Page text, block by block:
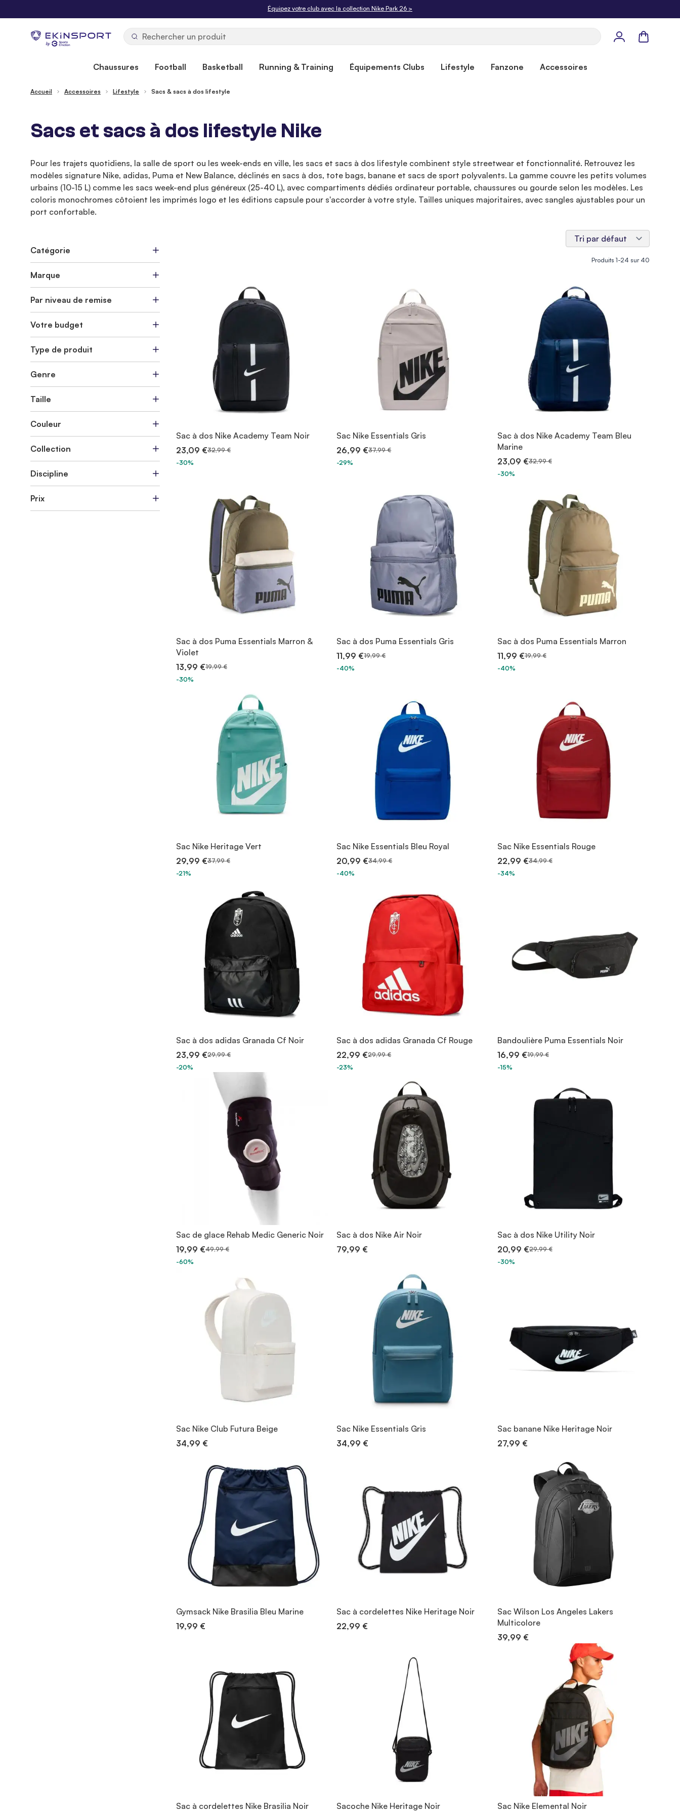
Livraison offerte dès 50€. Retours gratuits sous 30 jours.
by
Panier
Chaussures Football Basketball Running & Training Équipements Clubs Lifestyle Fanzone Accessoires
Accueil Accessoires Lifestyle Sacs & sacs à dos lifestyle
Sacs et sacs à dos lifestyle Nike
Pour les trajets quotidiens, la salle de sport ou les week-ends en ville, les sacs et sacs à dos lifestyle combinent style streetwear et fonctionnalité. Retrouvez les
modèles signature Nike, adidas, Puma et New Balance, déclinés en sacs à dos, tote bags, banane et sacs de sport polyvalents. La gamme couvre les petits volumes
urbains (10-15 L) comme les sacs week-end plus généreux (25-40 L), avec compartiments dédiés ordinateur portable, chaussures ou gourde selon les modèles. Les
coloris monochromes côtoient les imprimés logo et les éditions capsule pour s'accorder à votre style. Tailles uniques majoritaires, avec sangles ajustables pour un
port confortable.
Produits 1-24 sur 40
Sac à dos Nike Academy Team Noir
23,09 €32,99 €
-30%
Sac Nike Essentials Gris
26,99 €37,99 €
-29%
Sac à dos Nike Academy Team Bleu
Marine
23,09 €32,99 €
-30%
Sac à dos Puma Essentials Marron &
Violet
13,99 €19,99 €
-30%
Sac à dos Puma Essentials Gris
11,99 €19,99 €
-40%
Sac à dos Puma Essentials Marron
11,99 €19,99 €
-40%
Sac Nike Heritage Vert
29,99 €37,99 €
-21%
Sac Nike Essentials Bleu Royal
20,99 €34,99 €
-40%
Sac Nike Essentials Rouge
22,99 €34,99 €
-34%
Sac à dos adidas Granada Cf Noir
23,99 €29,99 €
-20%
Sac à dos adidas Granada Cf Rouge
22,99 €29,99 €
-23%
Bandoulière Puma Essentials Noir
16,99 €19,99 €
-15%
Sac de glace Rehab Medic Generic Noir
19,99 €49,99 €
-60%
Sac à dos Nike Air Noir
79,99 €
Sac à dos Nike Utility Noir
20,99 €29,99 €
-30%
Sac Nike Club Futura Beige
34,99 €
Sac Nike Essentials Gris
34,99 €
Sac banane Nike Heritage Noir
27,99 €
Gymsack Nike Brasilia Bleu Marine
19,99 €
Sac à cordelettes Nike Heritage Noir
22,99 €
Sac Wilson Los Angeles Lakers
Multicolore
39,99 €
Sac à cordelettes Nike Brasilia Noir Sacoche Nike Heritage Noir Sac Nike Elemental Noir
Catégorie
Marque
Par niveau de remise
Votre budget
Type de produit
Genre
Taille
Couleur
Collection
Discipline
Prix